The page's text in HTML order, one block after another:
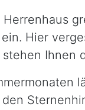
Herrenhaus
Hier
stehen Ihnen